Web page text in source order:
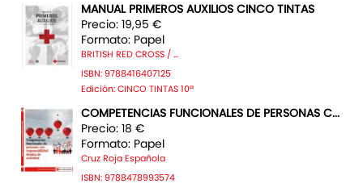
MANUAL PRIMEROS AUXILIOS CINCO TINTAS
Precio: 19,95 €
Formato: Papel
BRITISH RED CROSS / ...
ISBN: 9788416407125
Edición: CINCO TINTAS 10ª
COMPETENCIAS FUNCIONALES DE PERSONAS C...
Precio: 18 €
Formato: Papel
Cruz Roja Española
ISBN: 9788478993574